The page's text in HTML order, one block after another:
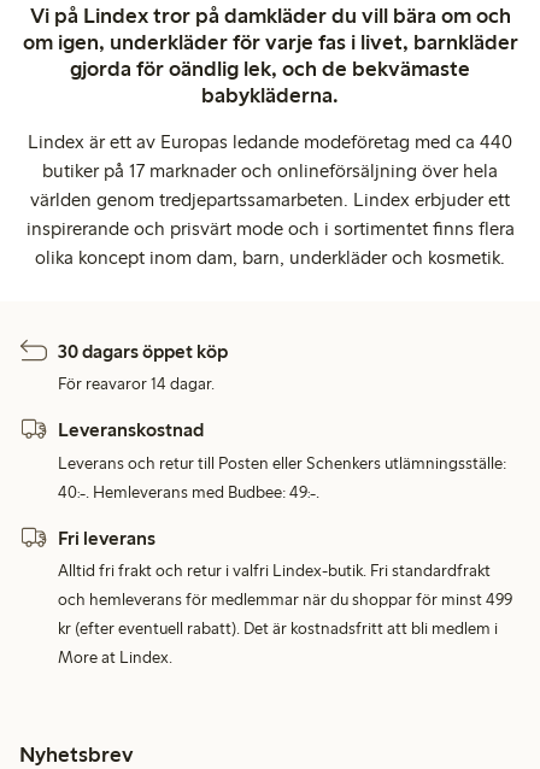
Vi på Lindex tror på damkläder du vill bära om och
om igen, underkläder för varje fas i livet, barnkläder
gjorda för oändlig lek, och de bekvämaste
babykläderna.
Lindex är ett av Europas ledande modeföretag med ca 440
butiker på 17 marknader och onlineförsäljning över hela
världen genom tredjepartssamarbeten. Lindex erbjuder ett
inspirerande och prisvärt mode och i sortimentet finns flera
olika koncept inom dam, barn, underkläder och kosmetik.
30 dagars öppet köp
För reavaror 14 dagar.
Leveranskostnad
Leverans och retur till Posten eller Schenkers utlämningsställe:
40:-. Hemleverans med Budbee: 49:-.
Fri leverans
Alltid fri frakt och retur i valfri Lindex-butik. Fri standardfrakt
och hemleverans för medlemmar när du shoppar för minst 499
kr (efter eventuell rabatt). Det är kostnadsfritt att bli medlem i
More at Lindex.
Nyhetsbrev